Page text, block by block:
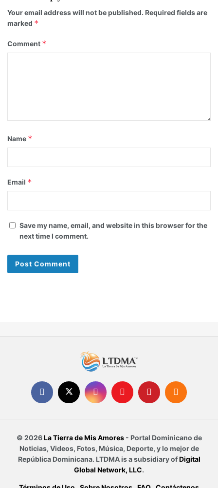
Your email address will not be published. Required fields are
marked *
Comment *
Name *
Email *
Save my name, email, and website in this browser for the
next time I comment.
© 2026La Tierra de Mis Amores- Portal Dominicano de
Noticias, Videos, Fotos, Música, Deporte, y lo mejor de
República Dominicana. LTDMA is a subsidiary ofDigital
Global Network, LLC.